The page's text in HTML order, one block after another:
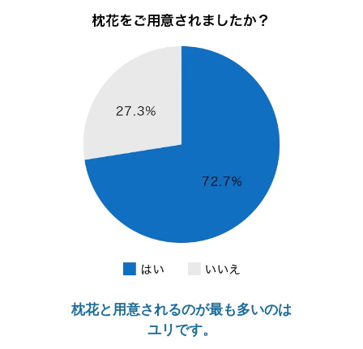
枕花と用意されるのが最も多いのは
ユリです。